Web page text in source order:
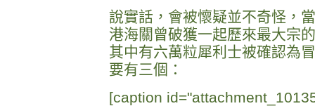
說實話，會被懷疑並不奇怪，
港海關曾破獲一起歷來最大宗
其中有六萬粒犀利士被確認為
要有三個：
[caption